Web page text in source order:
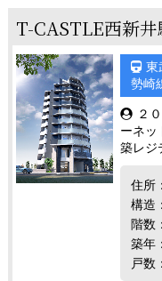
T-CASTLE西新井
東
勢崎
２
ーネッ
築レジ
住所
構造
階数
築年
戸数